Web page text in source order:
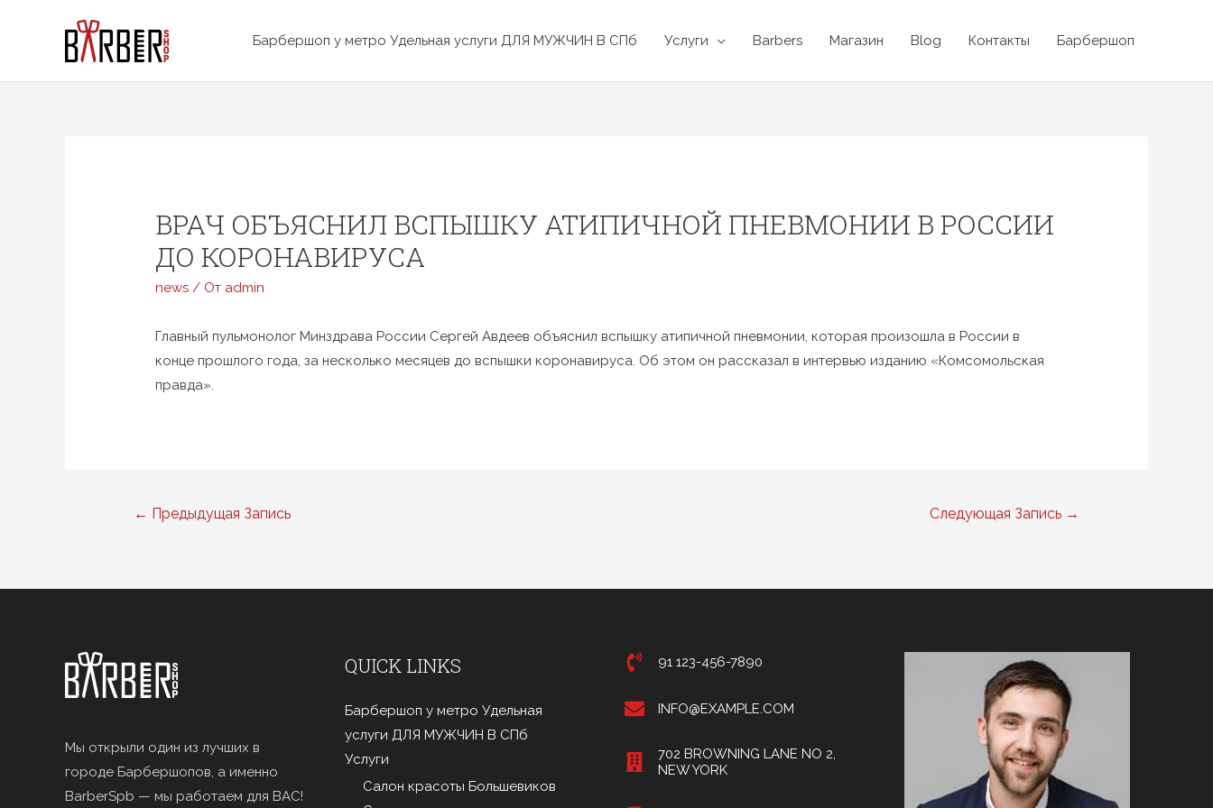
содержимому
Барбершоп у метро Удельная услуги ДЛЯ МУЖЧИН В СПб Услуги Barbers Магазин Blog Контакты Барбершоп
ВРАЧ ОБЪЯСНИЛ ВСПЫШКУ АТИПИЧНОЙ ПНЕВМОНИИ В РОССИИ
ДО КОРОНАВИРУСА
news / От admin
Главный пульмонолог Минздрава России Сергей Авдеев объяснил вспышку атипичной пневмонии, которая произошла в России в
конце прошлого года, за несколько месяцев до вспышки коронавируса. Об этом он рассказал в интервью изданию «Комсомольская
правда».
Навигация
← Предыдущая Запись Следующая Запись →
Мы открыли один из лучших в
городе Барбершопов, а именно
BarberSpb — мы работаем для ВАС!
QUICK LINKS
Барбершоп у метро Удельная
услуги ДЛЯ МУЖЧИН В СПб
Услуги
Салон красоты Большевиков
91 123-456-7890
INFO@EXAMPLE.COM
702 BROWNING LANE NO 2,
NEW YORK